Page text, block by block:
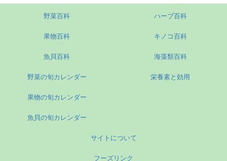
野菜百科
果物百科
魚貝百科
ハーブ百科
キノコ百科
海藻類百科
野菜の旬カレンダー
果物の旬カレンダー
魚貝の旬カレンダー
栄養素と効用
サイトについて
フーズリンク